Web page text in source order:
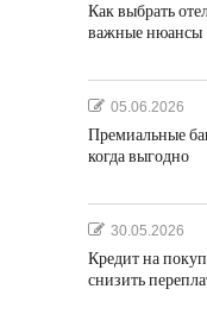
Как выбрать
важные нюансы
05.06.2026
Премиальные
когда выгодно
30.05.2026
Кредит на
снизить